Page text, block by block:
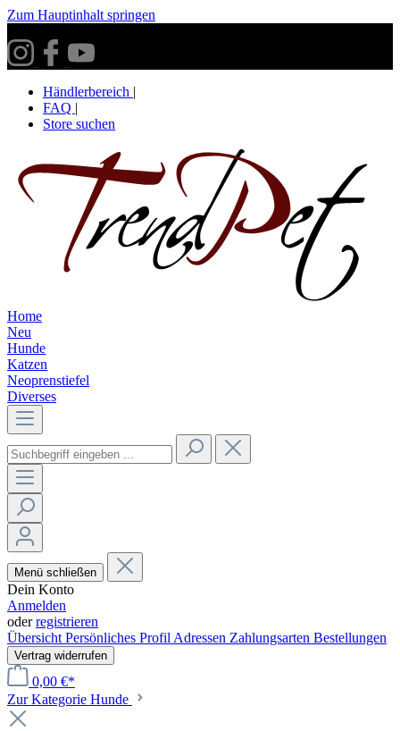
Zum Hauptinhalt springen
Händlerbereich |
FAQ |
Store suchen
Home
Neu
Hunde
Katzen
Neoprenstiefel
Diverses
Menü schließen
Dein Konto
Anmelden
oderregistrieren
Übersicht Persönliches Profil Adressen Zahlungsarten Bestellungen
Vertrag widerrufen
0,00 €*
Zur Kategorie Hunde